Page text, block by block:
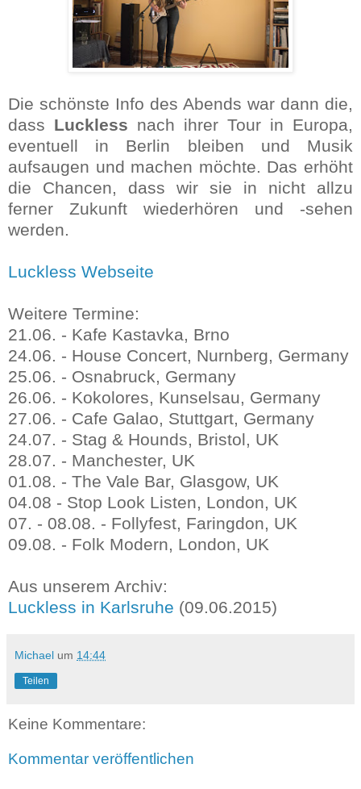
Die schönste Info des Abends war dann die,
dass Luckless nach ihrer Tour in Europa,
eventuell in Berlin bleiben und Musik
aufsaugen und machen möchte. Das erhöht
die Chancen, dass wir sie in nicht allzu
ferner Zukunft wiederhören und -sehen
werden.
Luckless Webseite
Weitere Termine:
21.06. - Kafe Kastavka, Brno
24.06. - House Concert, Nurnberg, Germany
25.06. - Osnabruck, Germany
26.06. - Kokolores, Kunselsau, Germany
27.06. - Cafe Galao, Stuttgart, Germany
24.07. - Stag & Hounds, Bristol, UK
28.07. - Manchester, UK
01.08. - The Vale Bar, Glasgow, UK
04.08 - Stop Look Listen, London, UK
07. - 08.08. - Follyfest, Faringdon, UK
09.08. - Folk Modern, London, UK
Aus unserem Archiv:
Luckless in Karlsruhe (09.06.2015)
Michael um 14:44
Teilen
Keine Kommentare:
Kommentar veröffentlichen